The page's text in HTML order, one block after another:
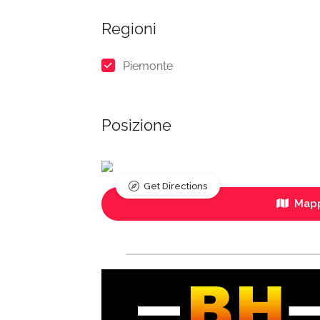
Regioni
Piemonte
Posizione
Get Directions